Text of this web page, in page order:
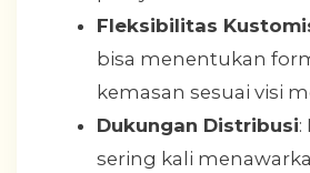
Fleksibilitas
bisa menentukan
kemasan sesuai visi
Dukungan Distribusi:
sering kali